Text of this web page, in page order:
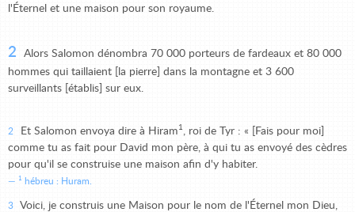
l'Éternel et une maison pour son royaume.
2
Alors Salomon dénombra 70 000 porteurs de fardeaux et 80 000
hommes qui taillaient [la pierre] dans la montagne et 3 600
surveillants [établis] sur eux.
2 Et Salomon envoya dire à Hiram 1 , roi de Tyr : « [Fais pour moi]
comme tu as fait pour David mon père, à qui tu as envoyé des cèdres
pour qu'il se construise une maison afin d'y habiter.
1 hébreu : Huram.
3
Voici, je construis une Maison pour le nom de l'Éternel mon Dieu,